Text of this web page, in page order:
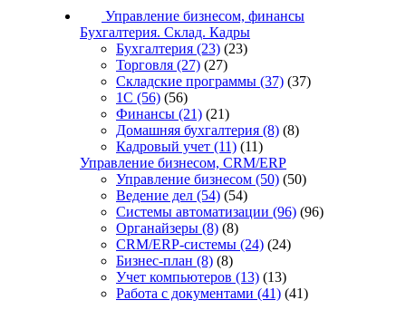
Управление бизнесом, финансы
Бухгалтерия. Склад. Кадры
Бухгалтерия (23) (23)
Торговля (27) (27)
Складские программы (37) (37)
1С (56) (56)
Финансы (21) (21)
Домашняя бухгалтерия (8) (8)
Кадровый учет (11) (11)
Управление бизнесом, CRM/ERP
Управление бизнесом (50) (50)
Ведение дел (54) (54)
Системы автоматизации (96) (96)
Органайзеры (8) (8)
CRM/ERP-системы (24) (24)
Бизнес-план (8) (8)
Учет компьютеров (13) (13)
Работа с документами (41) (41)